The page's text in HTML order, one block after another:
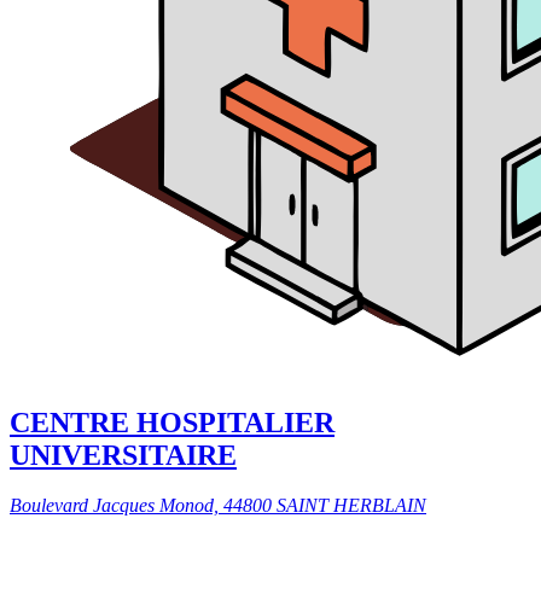
CENTRE HOSPITALIER
UNIVERSITAIRE
Boulevard Jacques Monod, 44800 SAINT HERBLAIN